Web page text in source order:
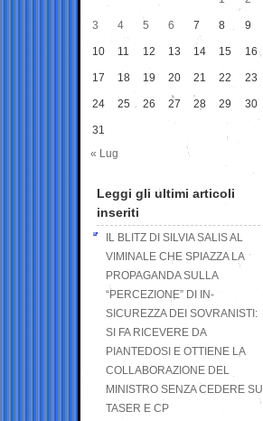
3 4 5 6 7 8 9
10 11 12 13 14 15 16
17 18 19 20 21 22 23
24 25 26 27 28 29 30
31
« Lug
Leggi gli ultimi articoli
inseriti
IL BLITZ DI SILVIA SALIS AL
VIMINALE CHE SPIAZZA LA
PROPAGANDA SULLA
“PERCEZIONE” DI IN-
SICUREZZA DEI SOVRANISTI:
SI FA RICEVERE DA
PIANTEDOSI E OTTIENE LA
COLLABORAZIONE DEL
MINISTRO SENZA CEDERE SU
TASER E CP